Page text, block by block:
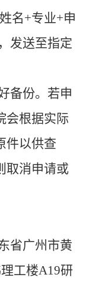
名+专业+申
发送至指定
备份。若申
会根据实际
件以供查
取消申请或
省广州市黄
工楼A19研